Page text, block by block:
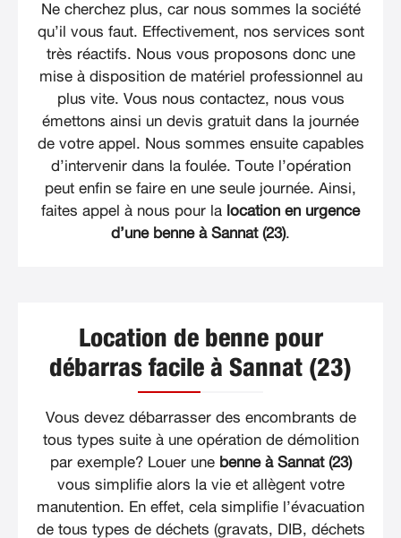
Ne cherchez plus, car nous sommes la société
qu’il vous faut. Effectivement, nos services sont
très réactifs. Nous vous proposons donc une
mise à disposition de matériel professionnel au
plus vite. Vous nous contactez, nous vous
émettons ainsi un devis gratuit dans la journée
de votre appel. Nous sommes ensuite capables
d’intervenir dans la foulée. Toute l’opération
peut enfin se faire en une seule journée. Ainsi,
faites appel à nous pour la location en urgence
d’une benne à Sannat (23).
Location de benne pour
débarras facile à Sannat (23)
Vous devez débarrasser des encombrants de
tous types suite à une opération de démolition
par exemple? Louer une benne à Sannat (23)
vous simplifie alors la vie et allègent votre
manutention. En effet, cela simplifie l’évacuation
de tous types de déchets (gravats, DIB, déchets